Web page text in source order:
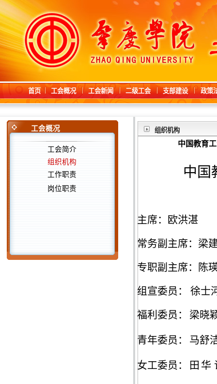
首页 工会概况 工会新闻 二级工会 支部建设 政策
工会概况
工会简介
组织机构
工作职责
岗位职责
组织机构
中国教育
中国
主席：欧洪湛
常务副主席：梁
专职副主席：陈
组宣委员： 徐士
福利委员： 梁晓
青年委员： 马舒
女工委员： 田 华